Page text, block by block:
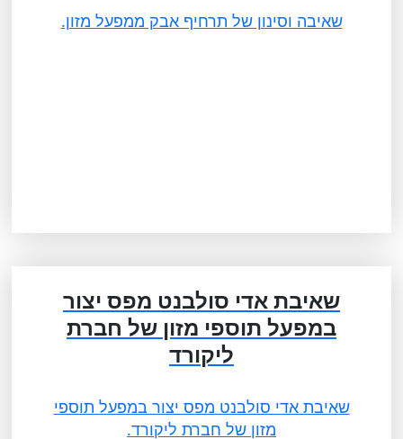
שאיבה וסינון של תרחיף אבק ממפעל מזון.
שאיבת אדי סולבנט מפס יצור
במפעל תוספי מזון של חברת
ליקורד
שאיבת אדי סולבנט מפס יצור במפעל תוספי
מזון של חברת ליקורד.